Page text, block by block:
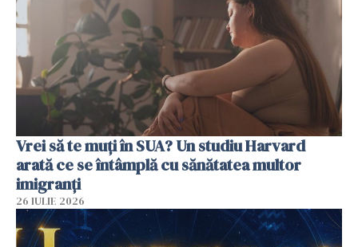
Vrei să te muți în SUA? Un studiu Harvard
arată ce se întâmplă cu sănătatea multor
imigranți
26 IULIE 2026